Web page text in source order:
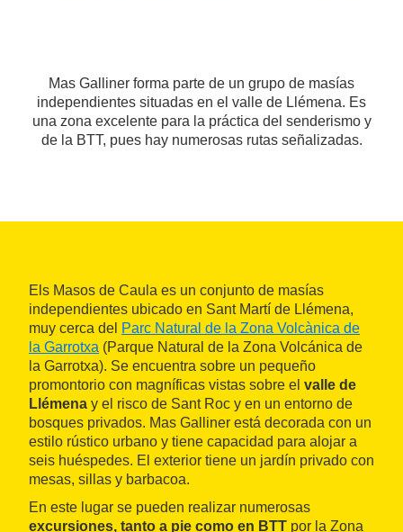
Mas Galliner forma parte de un grupo de masías
independientes situadas en el valle de Llémena. Es
una zona excelente para la práctica del senderismo y
de la BTT, pues hay numerosas rutas señalizadas.
Els Masos de Caula es un conjunto de masías
independientes ubicado en Sant Martí de Llémena,
muy cerca del Parc Natural de la Zona Volcànica de
la Garrotxa (Parque Natural de la Zona Volcánica de
la Garrotxa). Se encuentra sobre un pequeño
promontorio con magníficas vistas sobre el valle de
Llémena y el risco de Sant Roc y en un entorno de
bosques privados. Mas Galliner está decorada con un
estilo rústico urbano y tiene capacidad para alojar a
seis huéspedes. El exterior tiene un jardín privado con
mesas, sillas y barbacoa.
En este lugar se pueden realizar numerosas
excursiones, tanto a pie como en BTT por la Zona